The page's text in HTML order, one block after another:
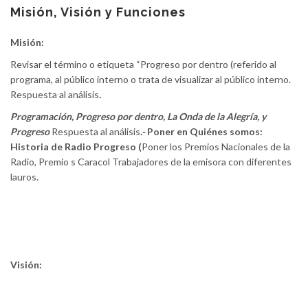
content
Misión, Visión y Funciones
Misión:
Revisar el término o etiqueta “Progreso por dentro (referido al
programa, al público interno o trata de visualizar al público interno.
Respuesta al análisis.
Programación, Progreso por dentro, La Onda de la Alegría, y
ProgresoRespuesta al análisis.-Poner en Quiénes somos:
Historia de Radio Progreso (Poner los Premios Nacionales de la
Radio, Premio s Caracol Trabajadores de la emisora con diferentes
lauros.
Visión: